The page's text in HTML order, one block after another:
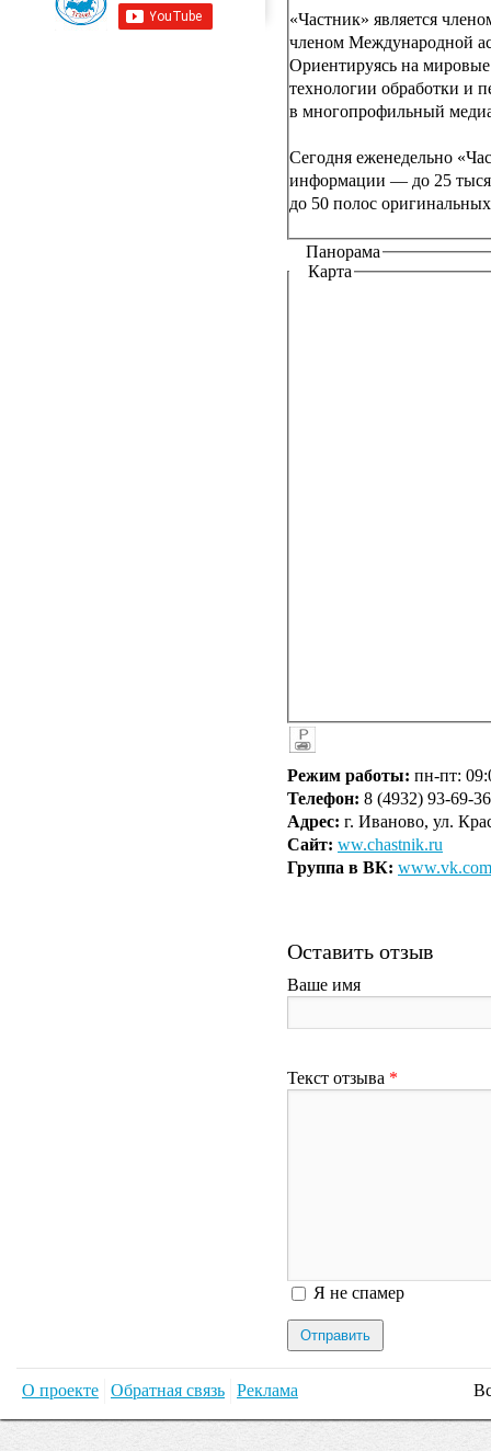
«Частник» является
членом Международной
Ориентируясь на
технологии обработки и
в многопрофильный
Сегодня еженедельно
информации — до 25
до 50 полос
Панорама
Карта
Режим работы: пн-пт:
Телефон: 8 (4932) 93-69-36
Адрес: г. Иваново, ул.
Сайт: ww.chastnik.ru
Группа в ВК:
Оставить отзыв
Ваше имя
Текст отзыва *
Я спамер
Я не спамер
О проекте Обратная связь Реклама